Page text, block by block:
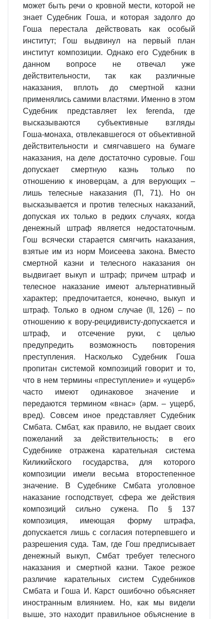
может быть речи о кровной мести, которой не
знает Судебник Гоша, и которая задолго до
Гоша перестала действовать как особый
институт; Гош выдвинул на первый план
институт композиции. Однако его Судебник в
данном вопросе не отвечал уже
действительности, так как различные
наказания, вплоть до смертной казни
применялись самими властями. Именно в этом
Судебник представляет lex ferenda, где
высказываются субъективные взгляды
Гоша‑монаха, отвлекавшегося от объективной
действительности и смягчавшего на бумаге
наказания, на деле достаточно суровые. Гош
допускает смертную казнь только по
отношению к иноверцам, а для верующих –
лишь телесные наказания (П, 71). Но он
высказывается и против телесных наказаний,
допуская их только в редких случаях, когда
денежный штраф является недостаточным.
Гош всячески старается смягчить наказания,
взятые им из норм Моисеева закона. Вместо
смертной казни и телесного наказания он
выдвигает выкуп и штраф; причем штраф и
телесное наказание имеют альтернативный
характер; предпочитается, конечно, выкуп и
штраф. Только в одном случае (II, 126) – по
отношению к вору‑рецидивисту‑допускается и
штраф, и отсечение руки, с целью
предупредить возможность повторения
преступления. Насколько Судебник Гоша
пропитан системой композиций говорит и то,
что в нем термины «преступление» и «ущерб»
часто имеют одинаковое значение и
передаются термином «внас» (арм. – ущерб,
вред). Совсем иное представляет Судебник
Смбата. Смбат, как правило, не выдает своих
пожеланий за действительность; в его
Судебнике отражена карательная система
Киликийского государства, для которого
композиции имели весьма второстепенное
значение. В Судебнике Смбата уголовное
наказание господствует, сфера же действия
композиций сильно сужена. По § 137
композиция, имеющая форму штрафа,
допускается лишь с согласия потерпевшего и
разрешения суда. Там, где Гош предписывает
денежный выкуп, Смбат требует телесного
наказания и смертной казни. Такое резкое
различие карательных систем Судебников
Смбата и Гоша И. Карст ошибочно объясняет
иностранным влиянием. Но, как мы видели
выше, это находит правильное объяснение в